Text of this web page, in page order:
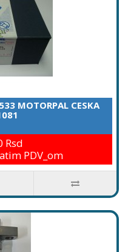
MOTORPAL CESKA
Rsd
PDV_om